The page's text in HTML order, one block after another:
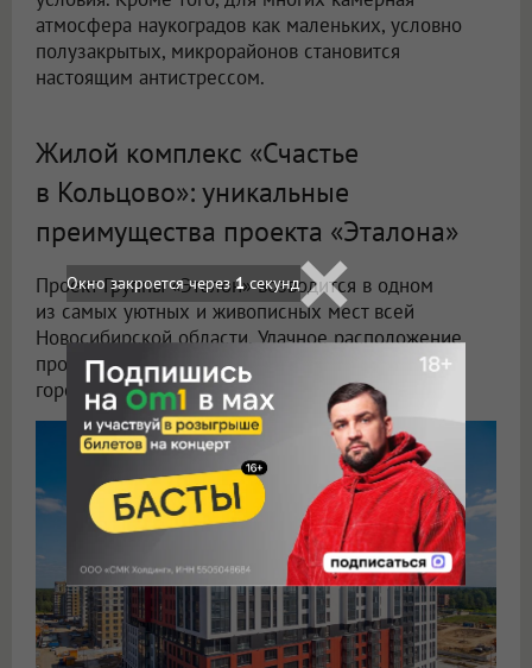
атмосфера наукоградов как маленьких, условно
полузакрытых, микрорайонов становится
настоящим антистрессом.
Жилой комплекс «Счастье
в Кольцово»: уникальные
преимущества проекта «Эталона»
Проект Группы «Эталон» возводится в одном
из самых уютных и живописных мест всей
Новосибирской области. Удачное расположение
проекта позволяет ему сочетать преимущества
городской среды и загородной жизни.